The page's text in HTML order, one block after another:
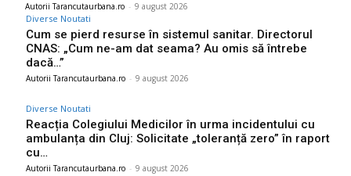
Autorii Tarancutaurbana.ro - 9 august 2026
Diverse Noutati
Cum se pierd resurse în sistemul sanitar. Directorul
CNAS: „Cum ne-am dat seama? Au omis să întrebe
dacă…”
Autorii Tarancutaurbana.ro - 9 august 2026
Diverse Noutati
Reacția Colegiului Medicilor în urma incidentului cu
ambulanța din Cluj: Solicitate „toleranță zero” în raport
cu…
Autorii Tarancutaurbana.ro - 9 august 2026